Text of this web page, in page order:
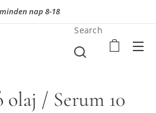
minden nap 8-18
Search
/ Serum 10